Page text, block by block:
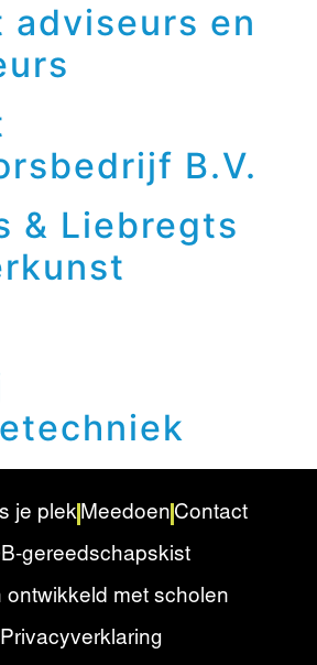
adviseurs en
B.V.
& Liebregts
je plek Meedoen Contact
gereedschapskist
ontwikkeld met scholen
Privacyverklaring